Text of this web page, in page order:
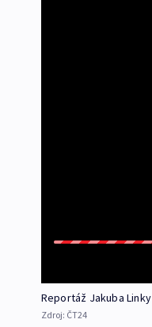
Reportáž Jakuba Linky
Zdroj: ČT24